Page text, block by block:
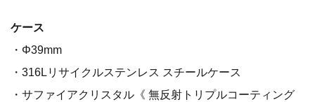
ケース
・Φ39mm
・316Lリサイクルステンレス スチールケース
・サファイアクリスタル《 無反射トリプルコーティング